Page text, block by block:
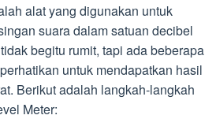
alat yang digunakan untuk
suara dalam satuan decibel
begitu rumit, tapi ada beberapa
untuk mendapatkan hasil
Berikut adalah langkah-langkah
Meter: